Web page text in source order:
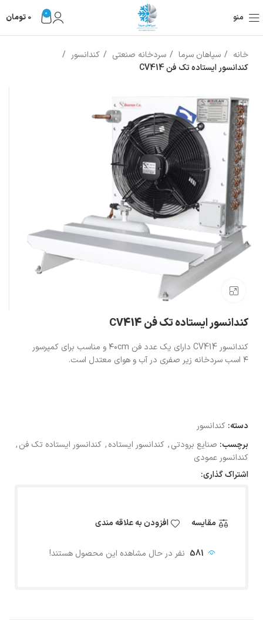
منو 0
0 تومان
خانه سپاهان سرما سردخانه صنعتی
کندانسور
کندانسور ایستاده تک فن CV414
بزرگنمایی تصویر
کندانسور ایستاده تک فن CV414
کندانسور CV414 دارای یک عدد فن ۴۰cm و مناسب برای کمپرسور
۴ اسب سردخانه زیر صفری در آب و هوای معتدل است.
دسته: کندانسور
برچسب: صنایع برودتی, کندانسور ایستاده, کندانسور ایستاده تک فن,
کندانسور عمودی
اشتراک گذاری:
مقایسه افزودن به علاقه مندی
581 نفر در حال مشاهده این محصول هستند!